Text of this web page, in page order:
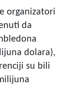
organizatori
da
dolara),
su bili